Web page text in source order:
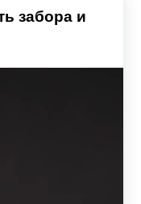
забора и